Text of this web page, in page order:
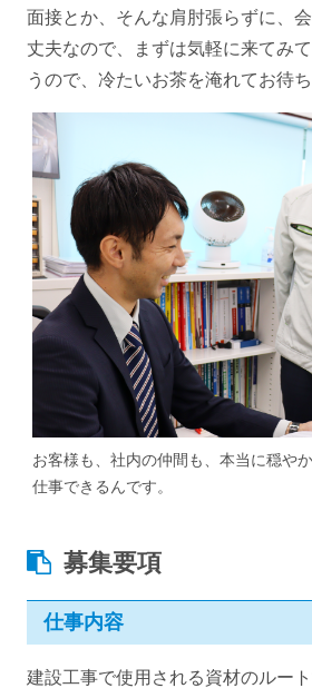
面接とか、そんな肩肘張らずに、
丈夫なので、まずは気軽に来てみ
うので、冷たいお茶を淹れてお待
お客様も、社内の仲間も、本当に穏や
仕事できるんです。
募集要項
仕事内容
建設工事で使用される資材のルー